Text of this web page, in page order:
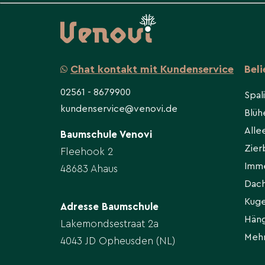
Containerware außerhalb von Hitze- und
einarbeiten oder Rhododendronerde
sauer zu halten. In schweren Böden
verbessern; Mulch hält Feuchte und kühlt
Pflanzabstand
Halten Sie einen Mindestabstand von 3 bis
kann.
Chat kontakt mit Kundenservice
02561 - 8679900
kundenservice@venovi.de
Baumschule Venovi
Fleehook 2
48683 Ahaus
Adresse Baumschule
Lakemondsestraat 2a
4043 JD Opheusden (NL)